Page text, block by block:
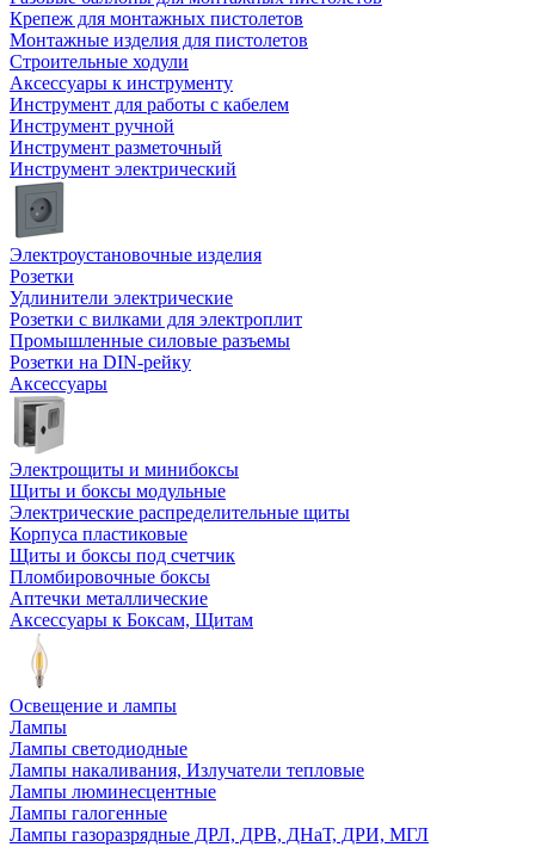
Крепеж для монтажных пистолетов
Монтажные изделия для пистолетов
Строительные ходули
Аксессуары к инструменту
Инструмент для работы с кабелем
Инструмент ручной
Инструмент разметочный
Инструмент электрический
Электроустановочные изделия
Розетки
Удлинители электрические
Розетки с вилками для электроплит
Промышленные силовые разъемы
Розетки на DIN-рейку
Аксессуары
Электрощиты и минибоксы
Щиты и боксы модульные
Электрические распределительные щиты
Корпуса пластиковые
Щиты и боксы под счетчик
Пломбировочные боксы
Аптечки металлические
Аксессуары к Боксам, Щитам
Освещение и лампы
Лампы
Лампы светодиодные
Лампы накаливания, Излучатели тепловые
Лампы люминесцентные
Лампы галогенные
Лампы газоразрядные ДРЛ, ДРВ, ДНаТ, ДРИ, МГЛ